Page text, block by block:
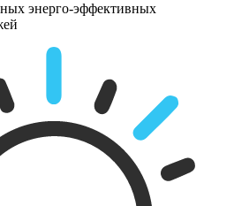
энерго-эффективных